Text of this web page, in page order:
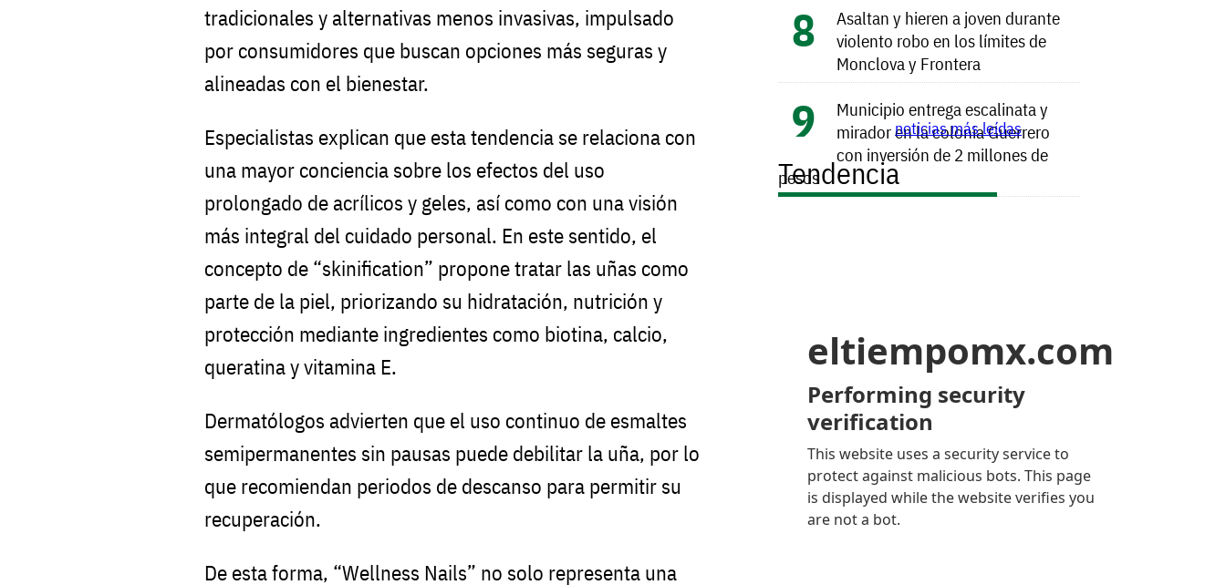
tradicionales y alternativas menos invasivas, impulsado
por consumidores que buscan opciones más seguras y
alineadas con el bienestar.
Especialistas explican que esta tendencia se relaciona con
una mayor conciencia sobre los efectos del uso
prolongado de acrílicos y geles, así como con una visión
más integral del cuidado personal. En este sentido, el
concepto de “skinification” propone tratar las uñas como
parte de la piel, priorizando su hidratación, nutrición y
protección mediante ingredientes como biotina, calcio,
queratina y vitamina E.
Dermatólogos advierten que el uso continuo de esmaltes
semipermanentes sin pausas puede debilitar la uña, por lo
que recomiendan periodos de descanso para permitir su
recuperación.
De esta forma, “Wellness Nails” no solo representa una
Asaltan y hieren a joven durante
violento robo en los límites de
Monclova y Frontera
Municipio entrega escalinata y
mirador en la colonia Guerrero
con inversión de 2 millones de
pesos
noticias más leídas
Tendencia